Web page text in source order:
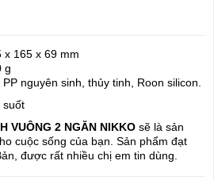
165 x 69 mm
g
nguyên sinh, thủy tinh, Roon silicon.
suốt
VUÔNG 2 NGĂN NIKKO sẽ là sản
cuộc sống của bạn. Sản phẩm đạt
được rất nhiều chị em tin dùng.